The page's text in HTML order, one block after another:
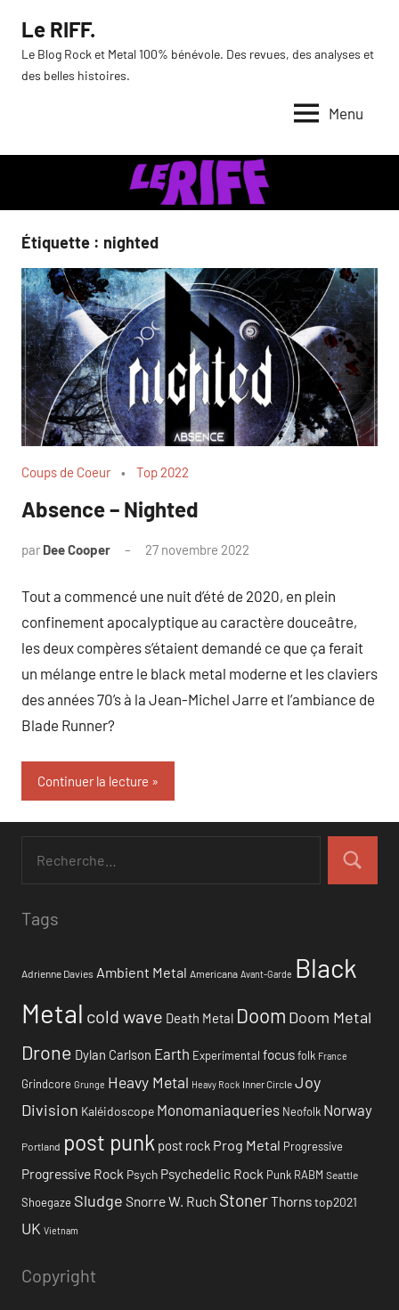
contenu
Le RIFF.
Le Blog Rock et Metal 100% bénévole. Des revues, des analyses et
des belles histoires.
Menu
Étiquette : nighted
Coups de Coeur Top 2022
Absence – Nighted
par Dee Cooper 27 novembre 2022
Tout a commencé une nuit d’été de 2020, en plein
confinement apocalyptique au caractère douceâtre,
les deux compères s’étaient demandé ce que ça ferait
un mélange entre le black metal moderne et les claviers
des années 70’s à la Jean-Michel Jarre et l’ambiance de
Blade Runner?
Continuer la lecture
Tags
Adrienne Davies Ambient Metal Americana Avant-Garde Black
Metal cold wave Death Metal Doom Doom Metal
Drone Dylan Carlson Earth Experimental focusfolk France
Grindcore Grunge Heavy Metal Heavy Rock Inner Circle Joy
Division Kaléidoscope Monomaniaqueries Neofolk Norway
Portland post punk post rock Prog Metal Progressive
Progressive Rock Psych Psychedelic Rock Punk RABM Seattle
Shoegaze Sludge Snorre W. Ruch StonerThornstop2021
UK Vietnam
Copyright